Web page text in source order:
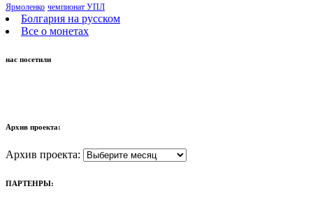
Ярмоленко чемпионат УПЛ
Болгария на русском
Все о монетах
нас посетили
Архив проекта:
Архив проекта:
ПАРТЕНРЫ: